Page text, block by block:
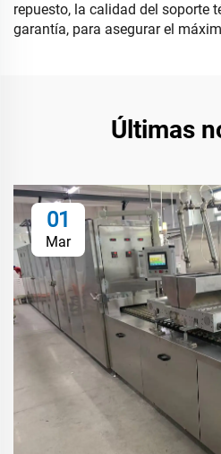
repuesto, la calidad del soporte
garantía, para asegurar el
Últimas
01
Mar